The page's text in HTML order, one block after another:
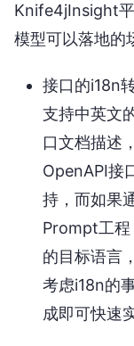
Knife4jInsight
模型可以落地的
接口的i18n
支持中英文
口文档描述
OpenAPI接
持，而如果
Prompt工程
的目标语言
考虑i18n的
成即可快速